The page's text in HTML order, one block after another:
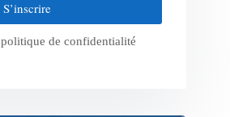
S’inscrire
politique de confidentialité